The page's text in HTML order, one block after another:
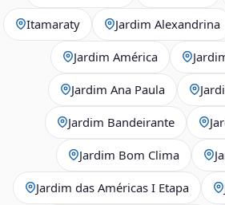
Itamaraty Jardim Alexandrina
Jardim América
Jardim Ana Paula
Jardim Bandeirante
Jardim Bom Clima
Jardim das Américas I Etapa